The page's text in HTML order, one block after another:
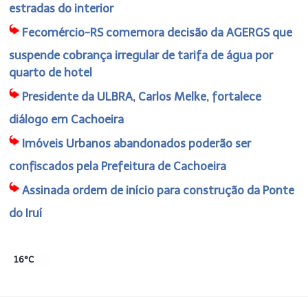
estradas do interior
Fecomércio-RS comemora decisão da AGERGS que
suspende cobrança irregular de tarifa de água por
quarto de hotel
Presidente da ULBRA, Carlos Melke, fortalece
diálogo em Cachoeira
Imóveis Urbanos abandonados poderão ser
confiscados pela Prefeitura de Cachoeira
Assinada ordem de início para construção da Ponte
do Iruí
16°C